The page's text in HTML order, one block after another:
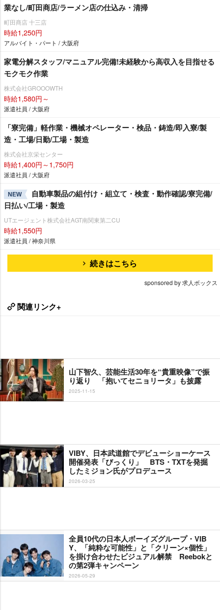
業なし/町田商店/ラーメン店の仕込み・清掃
町田商店 十三店
時給1,250円
アルバイト・パート / 大阪府
家電分解スタッフ/マニュアル完備!未経験から高収入を目指せる
モクモク作業
株式会社GROOOWTH
時給1,580円～
派遣社員 / 大阪府
「寮完備」軽作業・機械オペレーター・検品・鋳造/即入寮/製
造・工場/日勤/工場・製造
株式会社京栄センター
時給1,400円～1,750円
派遣社員 / 大阪府
NEW
自動車製品の組付け・組立て・検査・動作確認/寮完備/
日払い/工場・製造
UTエージェント株式会社AGT南関東第二CU
時給1,550円
派遣社員 / 神奈川県
続きはこちら
sponsored by 求人ボックス
関連リンク+
山下智久、芸能生活30年を“貴重映像”で振
り返り 「抱いてセニョリータ」も披露
2025-11-15
VIBY、日本武道館でデビューショーケース
開催発表「びっくり」 BTS・TXTを発掘
したミジョン氏がプロデュース
2026-03-25
全員10代の日本人ボーイズグループ・VIB
Y、「純粋な可能性」と「クリーン×個性」
を掛け合わせたビジュアル解禁 Reebokと
の第2弾キャンペーン
2026-05-29